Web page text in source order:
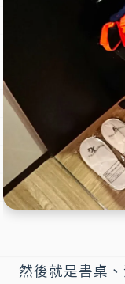
然後就是書桌